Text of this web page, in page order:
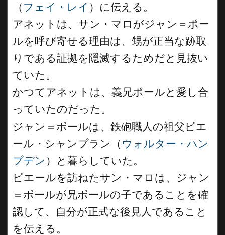
（ フェイ・レイ ）に伝える。
アネットは、サン・マロがジャン＝ポー
ルを呼び寄せる理由は、甥が正当な跡取
りである証拠を隠滅するためだと見抜い
ていた。
かつてアネットは、義兄ポールと愛し合
っていたのだった。
ジャン＝ポールは、鉄砲職人の祖父ピエ
ール・シャンプラン（ ウォルター・ハン
プデン ）と暮らしていた。
ピエールを訪ねたサン・マロは、ジャン
＝ポールが兄ポールの子であることを確
認して、自分が正式な後見人であること
を伝える。